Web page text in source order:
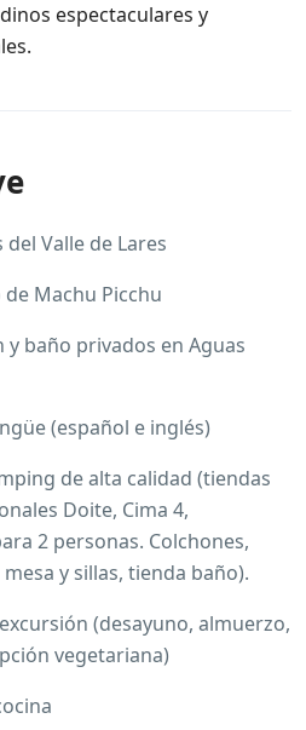
espectaculares y
Valle de Lares
Machu Picchu
baño privados en Aguas
(español e inglés)
de alta calidad (tiendas
Doite, Cima 4,
2 personas. Colchones,
y sillas, tienda baño).
(desayuno, almuerzo,
vegetariana)